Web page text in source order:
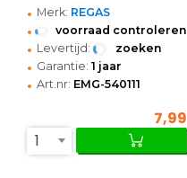
• Merk: REGAS
• voorraad controleren
• Levertijd: zoeken
• Garantie: 1 jaar
• Art.nr: EMG-540111
7,99
1